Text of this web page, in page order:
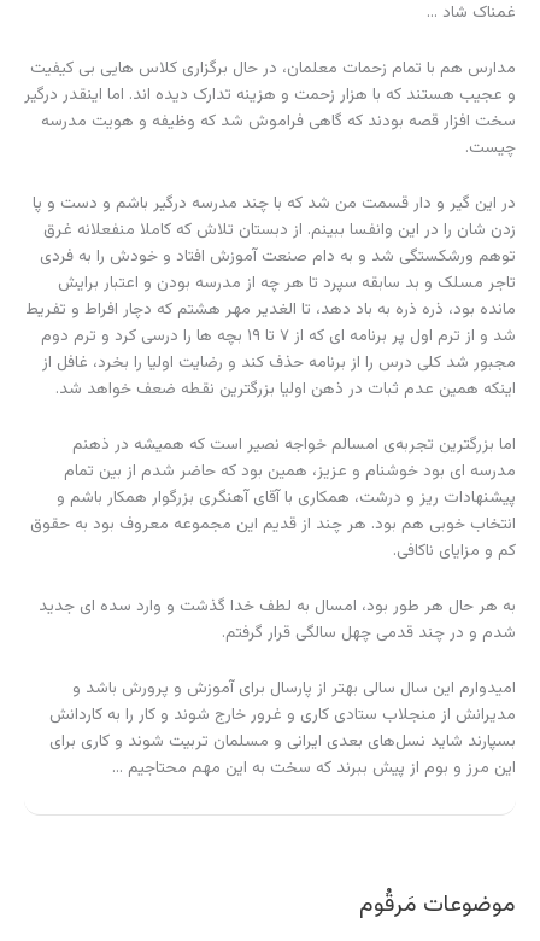
غمناک شاد …
مدارس هم با تمام زحمات معلمان، در حال برگزاری کلاس هایی بی کیفیت
و عجیب هستند که با هزار زحمت و هزینه تدارک دیده اند. اما اینقدر درگیر
سخت افزار قصه بودند که گاهی فراموش شد که وظیفه و هویت مدرسه
چیست.
در این گیر و دار قسمت من شد که با چند مدرسه درگیر باشم و دست و پا
زدن شان را در این وانفسا ببینم. از دبستان تلاش که کاملا منفعلانه غرق
توهم ورشکستگی شد و به دام صنعت آموزش افتاد و خودش را به فردی
تاجر مسلک و بد سابقه سپرد تا هر چه از مدرسه بودن و اعتبار برایش
مانده بود، ذره ذره به باد دهد، تا الغدیر مهر هشتم که دچار افراط و تفریط
شد و از ترم اول پر برنامه ای که از ۷ تا ۱۹ بچه ها را درسی کرد و ترم دوم
مجبور شد کلی درس را از برنامه حذف کند و رضایت اولیا را بخرد، غافل از
اینکه همین عدم ثبات در ذهن اولیا بزرگترین نقطه ضعف خواهد شد.
اما بزرگترین تجربه‌ی امسالم خواجه نصیر است که همیشه در ذهنم
مدرسه ای بود خوشنام و عزیز، همین بود که حاضر شدم از بین تمام
پیشنهادات ریز و درشت، همکاری با آقای آهنگری بزرگوار همکار باشم و
انتخاب خوبی هم بود. هر چند از قدیم این مجموعه معروف بود به حقوق
کم و مزایای ناکافی.
به هر حال هر طور بود، امسال به لطف خدا گذشت و وارد سده ای جدید
شدم و در چند قدمی چهل سالگی قرار گرفتم.
امیدوارم این سال سالی بهتر از پارسال برای آموزش و پرورش باشد و
مدیرانش از منجلاب ستادی کاری و غرور خارج شوند و کار را به کاردانش
بسپارند شاید نسل‌های بعدی ایرانی و مسلمان تربیت شوند و کاری برای
این مرز و بوم از پیش ببرند که سخت به این مهم محتاجیم …
موضوعات مَرقُوم